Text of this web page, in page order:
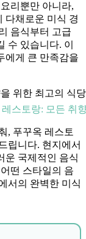
리뿐만 아니라,
다채로운 미식 경
음식부터 고급
수 있습니다. 이
에게 큰 만족감을
스토랑: 모든 취
, 푸꾸옥 레스토
립니다. 현지에서
운 국제적인 음식
떤 스타일의 음
서의 완벽한 미식